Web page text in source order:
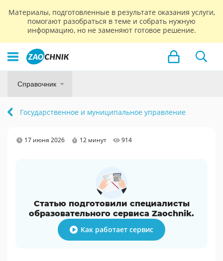
Материалы, подготовленные в результате оказания услуги,
помогают разобраться в теме и собрать нужную
информацию, но не заменяют готовое решение.
Справочник
Государственное и муниципальное управление
17 июня 2026 12 минут 914
Статью подготовили специалисты
образовательного сервиса Zaochnik.
Как работает сервис